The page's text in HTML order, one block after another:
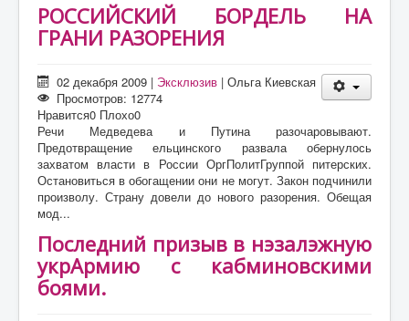
РОССИЙСКИЙ БОРДЕЛЬ НА
ГРАНИ РАЗОРЕНИЯ
02 декабря 2009 | Эксклюзив |Ольга Киевская
Просмотров: 12774
Нравится0 Плохо0
Речи Медведева и Путина разочаровывают.
Предотвращение ельцинского развала обернулось
захватом власти в России ОргПолитГруппой питерских.
Остановиться в обогащении они не могут. Закон подчинили
произволу. Страну довели до нового разорения. Обещая
мод...
Последний призыв в нэзалэжную
укрАрмию с кабминовскими
боями.